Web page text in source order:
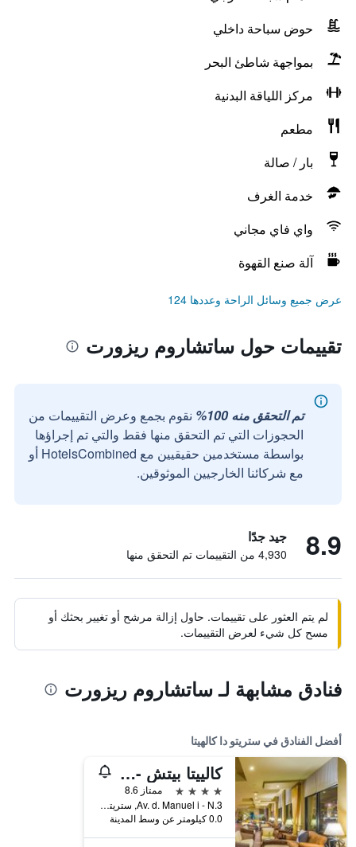
حوض سباحة داخلي
بمواجهة شاطئ البحر
مركز اللياقة البدنية
مطعم
بار / صالة
خدمة الغرف
واي فاي مجاني
آلة صنع القهوة
عرض جميع وسائل الراحة وعددها 124
تقييمات حول ساتشاروم ريزورت
تم التحقق منه 100%
نقوم بجمع وعرض التقييمات من
الحجوزات التي تم التحقق منها فقط والتي تم إجراؤها
بواسطة مستخدمين حقيقيين مع HotelsCombined أو
مع شركائنا الخارجيين الموثوقين.
8.9 جيد جدًا
4,930 من التقييمات تم التحقق منها
لم يتم العثور على تقييمات. حاول إزالة مرشح أو تغيير بحثك أو
مسح كل شيء لعرض التقييمات.
فنادق مشابهة لـ ساتشاروم ريزورت
أفضل الفنادق في ستريتو دا كالهيتا
كالييتا بيتش - بسعر شامل جميع الخدمات
4 نجوم
ممتاز 8.6
Av. d. Manuel i - N.3, ستريتو دا كالهيتا, جزر ماديرا, البرتغال
0.0 كيلومتر عن وسط المدينة